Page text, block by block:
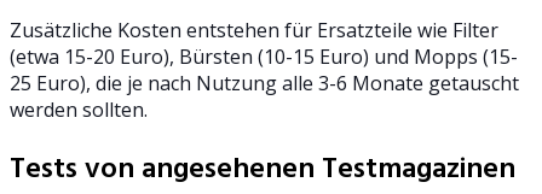
Zusätzliche Kosten entstehen für Ersatzteile wie Filter
(etwa 15-20 Euro), Bürsten (10-15 Euro) und Mopps (15-
25 Euro), die je nach Nutzung alle 3-6 Monate getauscht
werden sollten.
Tests von angesehenen Testmagazinen